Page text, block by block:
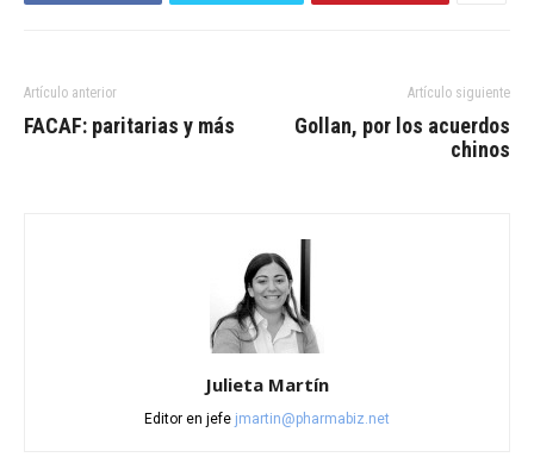
Artículo anterior
FACAF: paritarias y más
Artículo siguiente
Gollan, por los acuerdos
chinos
Julieta Martín
Editor en jefe jmartin@pharmabiz.net